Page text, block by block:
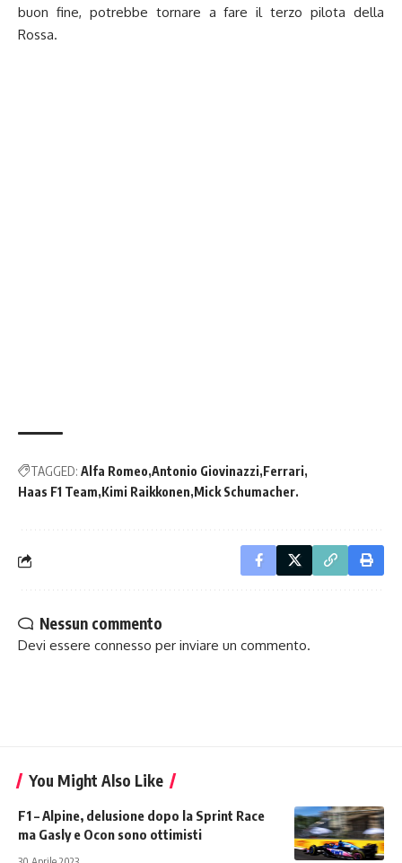
buon fine, potrebbe tornare a fare il terzo pilota della
Rossa.
TAGGED: Alfa Romeo Antonio Giovinazzi Ferrari
Haas F1 Team Kimi Raikkonen Mick Schumacher.
Nessun commento
Devi essere connesso per inviare un commento.
You Might Also Like
F1 – Alpine, delusione dopo la Sprint Race
ma Gasly e Ocon sono ottimisti